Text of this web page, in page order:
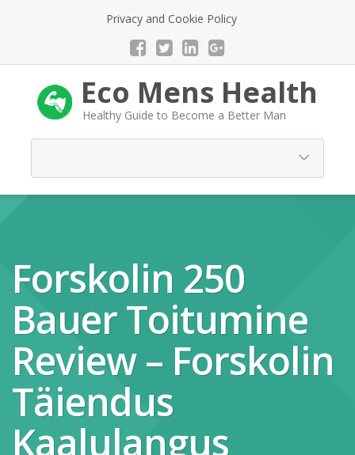
Privacy and Cookie Policy
Eco Mens Health
Healthy Guide to Become a Better Man
Forskolin 250
Bauer Toitumine
Review – Forskolin
Täiendus
Kaalulangus